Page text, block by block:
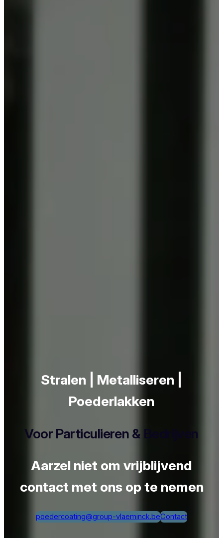
Stralen | Metalliseren |
Poederlakken
Voor Particulieren & Bedrijven
Aarzel niet om vrijblijvend
contact met ons op te nemen
poedercoating@group-vlaeminck.beContact